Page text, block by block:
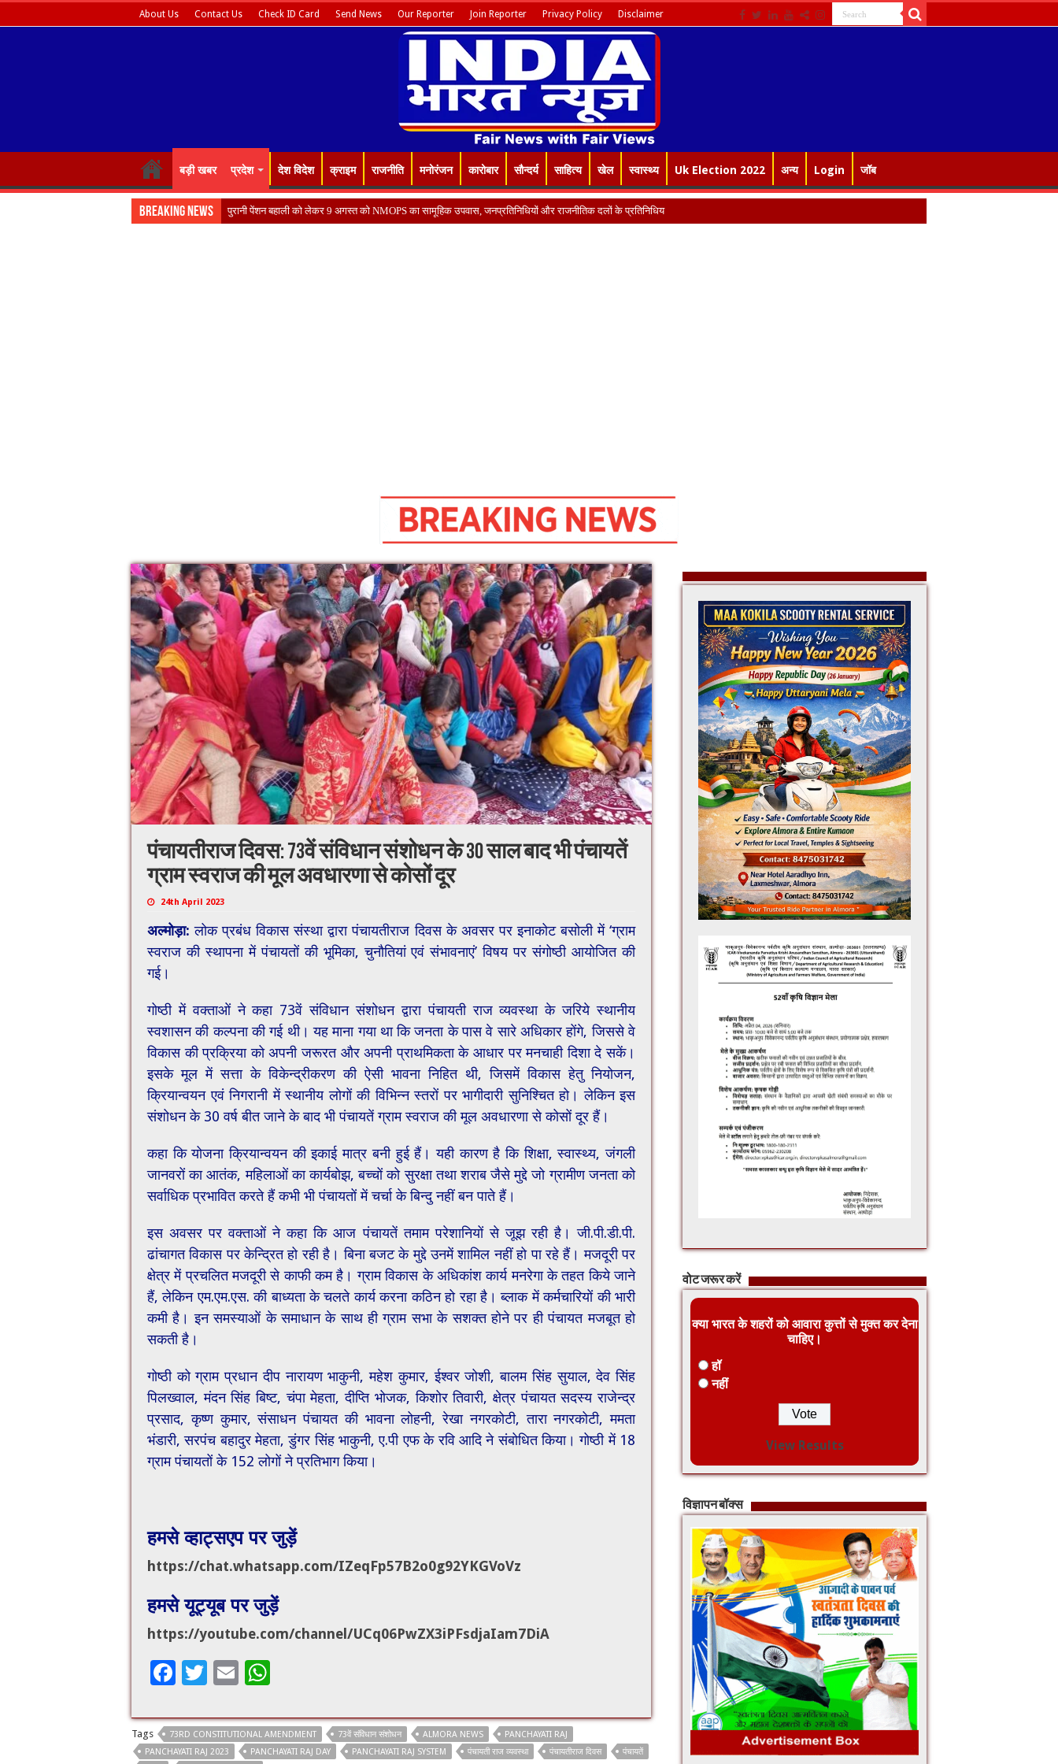
About Us Contact Us Check ID Card Send News Our Reporter Join Reporter Privacy Policy Disclaimer
बड़ी खबर प्रदेश देश विदेश क्राइम राजनीति मनोरंजन कारोबार सौन्दर्य साहित्य खेल स्वास्थ्य Uk Election 2022 अन्य Login जॉब
Breaking News
पंचायतीराज दिवस: 73वें संविधान संशोधन के 30 साल बाद भी पंचायतें
ग्राम स्वराज की मूल अवधारणा से कोसों दूर
24th April 2023
अल्मोड़ा: लोक प्रबंध विकास संस्था द्वारा पंचायतीराज दिवस के अवसर पर इनाकोट बसोली में ‘ग्राम
स्वराज की स्थापना में पंचायतों की भूमिका, चुनौतियां एवं संभावनाएं’ विषय पर संगोष्ठी आयोजित की
गई।
गोष्ठी में वक्ताओं ने कहा 73वें संविधान संशोधन द्वारा पंचायती राज व्यवस्था के जरिये स्थानीय
स्वशासन की कल्पना की गई थी। यह माना गया था कि जनता के पास वे सारे अधिकार होंगे, जिससे वे
विकास की प्रक्रिया को अपनी जरूरत और अपनी प्राथमिकता के आधार पर मनचाही दिशा दे सकें।
इसके मूल में सत्ता के विकेन्द्रीकरण की ऐसी भावना निहित थी, जिसमें विकास हेतु नियोजन,
क्रियान्वयन एवं निगरानी में स्थानीय लोगों की विभिन्न स्तरों पर भागीदारी सुनिश्चित हो। लेकिन इस
संशोधन के 30 वर्ष बीत जाने के बाद भी पंचायतें ग्राम स्वराज की मूल अवधारणा से कोसों दूर हैं।
कहा कि योजना क्रियान्वयन की इकाई मात्र बनी हुई हैं। यही कारण है कि शिक्षा, स्वास्थ्य, जंगली
जानवरों का आतंक, महिलाओं का कार्यबोझ, बच्चों को सुरक्षा तथा शराब जैसे मुद्दे जो ग्रामीण जनता को
सर्वाधिक प्रभावित करते हैं कभी भी पंचायतों में चर्चा के बिन्दु नहीं बन पाते हैं।
इस अवसर पर वक्ताओं ने कहा कि आज पंचायतें तमाम परेशानियों से जूझ रही है। जी.पी.डी.पी.
ढांचागत विकास पर केन्द्रित हो रही है। बिना बजट के मुद्दे उनमें शामिल नहीं हो पा रहे हैं। मजदूरी पर
क्षेत्र में प्रचलित मजदूरी से काफी कम है। ग्राम विकास के अधिकांश कार्य मनरेगा के तहत किये जाने
हैं, लेकिन एम.एम.एस. की बाध्यता के चलते कार्य करना कठिन हो रहा है। ब्लाक में कर्मचारियों की भारी
कमी है। इन समस्याओं के समाधान के साथ ही ग्राम सभा के सशक्त होने पर ही पंचायत मजबूत हो
सकती है।
गोष्ठी को ग्राम प्रधान दीप नारायण भाकुनी, महेश कुमार, ईश्वर जोशी, बालम सिंह सुयाल, देव सिंह
पिलख्वाल, मंदन सिंह बिष्ट, चंपा मेहता, दीप्ति भोजक, किशोर तिवारी, क्षेत्र पंचायत सदस्य राजेन्द्र
प्रसाद, कृष्ण कुमार, संसाधन पंचायत की भावना लोहनी, रेखा नगरकोटी, तारा नगरकोटी, ममता
भंडारी, सरपंच बहादुर मेहता, डुंगर सिंह भाकुनी, ए.पी एफ के रवि आदि ने संबोधित किया। गोष्ठी में 18
ग्राम पंचायतों के 152 लोगों ने प्रतिभाग किया।
हमसे व्हाट्सएप पर जुड़ें
https://chat.whatsapp.com/IZeqFp57B2o0g92YKGVoVz
हमसे यूट्यूब पर जुड़ें
https://youtube.com/channel/UCq06PwZX3iPFsdjaIam7DiA
F
e
b
T
tt
er
E
ai
l
at
sA
Tags 73RD CONSTITUTIONAL AMENDMENT 73वें संविधान संशोधन ALMORA NEWS
PANCHAYATI RAJ
PANCHAYATI RAJ 2023
PANCHAYATI RAJ DAY PANCHAYATI RAJ SYSTEM पंचायती राज व्यवस्था पंचायतीराज दिवस पंचायतें
वोट जरूर करें
क्या भारत के शहरों को आवारा कुत्तों से मुक्त कर देना
चाहिए।
हॉ
नहीं
View Results
विज्ञापन बॉक्स